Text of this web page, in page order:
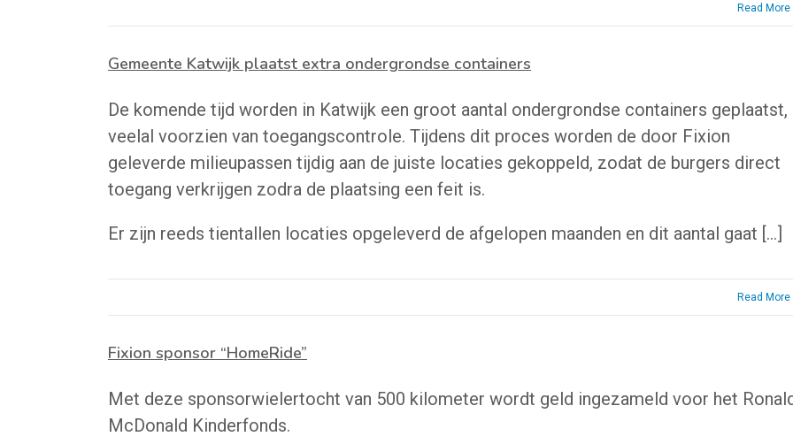
Read More
Gemeente Katwijk plaatst extra ondergrondse containers
De komende tijd worden in Katwijk een groot aantal ondergrondse containers geplaatst,
veelal voorzien van toegangscontrole. Tijdens dit proces worden de door Fixion
geleverde milieupassen tijdig aan de juiste locaties gekoppeld, zodat de burgers direct
toegang verkrijgen zodra de plaatsing een feit is.
Er zijn reeds tientallen locaties opgeleverd de afgelopen maanden en dit aantal gaat […]
Read More
Fixion sponsor “HomeRide”
Met deze sponsorwielertocht van 500 kilometer wordt geld ingezameld voor het
McDonald Kinderfonds.